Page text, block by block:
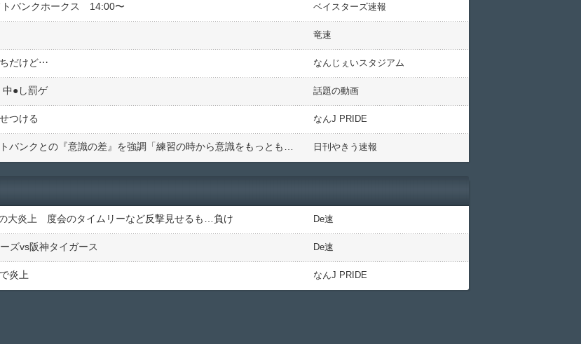
トバンクホークス 14:00〜 ベイスターズ速報
竜速
だけど⋯ なんじぇいスタジアム
中●︎し罰ゲ 話題の動画
つける なんJ PRIDE
日刊やきう速報
大炎上 度会のタイムリーなど反撃見せるも…負け De速
ズvs阪神タイガース De速
炎上 なんJ PRIDE